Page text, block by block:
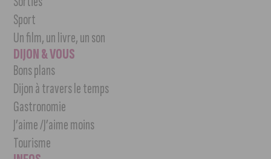
Sport
Un film, un livre, un son
DIJON & VOUS
Bons plans
Dijon à travers le temps
Gastronomie
J’aime /J’aime moins
Tourisme